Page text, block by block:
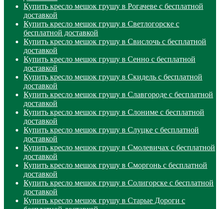
Купить кресло мешок грушу в Рогачеве с бесплатной
доставкой
Купить кресло мешок грушу в Светлогорске с
бесплатной доставкой
Купить кресло мешок грушу в Свислочь с бесплатной
доставкой
Купить кресло мешок грушу в Сенно с бесплатной
доставкой
Купить кресло мешок грушу в Скидель с бесплатной
доставкой
Купить кресло мешок грушу в Славгороде с бесплатной
доставкой
Купить кресло мешок грушу в Слониме с бесплатной
доставкой
Купить кресло мешок грушу в Слуцке с бесплатной
доставкой
Купить кресло мешок грушу в Смолевичах с бесплатной
доставкой
Купить кресло мешок грушу в Сморгонь с бесплатной
доставкой
Купить кресло мешок грушу в Солигорске с бесплатной
доставкой
Купить кресло мешок грушу в Старые Дороги с